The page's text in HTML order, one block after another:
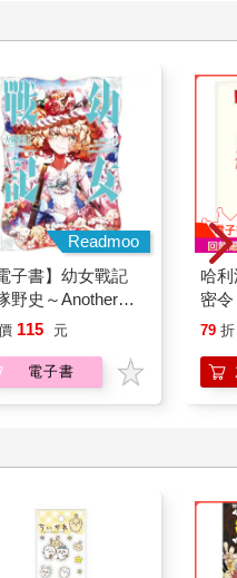
抽時，威農姨丈忽然像被電
的全身彷彿有一股隱形的力
，他站起來，四下張望，看
倒是附近幾戶人家的窗口都
杖塞進牛仔褲，假裝沒事。
大聲地和住在對面七號的太
。「妳剛才聽到汽車引擎回
！」
到好奇的鄰居各自從窗口消
哈利招手示意，要他過來。
得威農姨丈的手又伸過來掐
姨丈啞著嗓子問，他的聲音
，他仍在左右查看，希望看
地說。
的？」
家窗台底下做什麼，小
Readmoo
子書】幼女戰記
野史～Another
of the Battalion～
115 元
電子書
哈
密
週
79 折